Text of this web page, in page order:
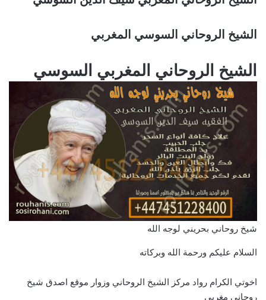
الشيخ الروحاني السوسي المغربي
الشيخ الروحاني المغربي السوسي
شيخ روحاني بحريني لوجه الله
السلام عليكم ورحمة الله وبركاته
اخوتي الكرام رواد مركز الشيخ الروحاني وزوار موقع اصدق شيخ
روحاني مغربي